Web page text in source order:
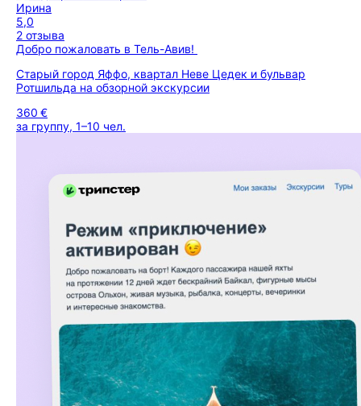
Ирина
5,0
2 отзыва
Добро пожаловать в Тель-Авив!
Старый город Яффо, квартал Неве Цедек и бульвар
Ротшильда на обзорной экскурсии
360 €
за группу, 1–10 чел.